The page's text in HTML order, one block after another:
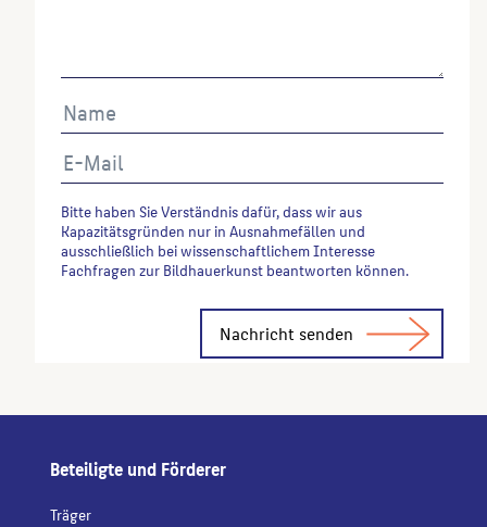
Bitte haben Sie Verständnis dafür, dass wir aus
Kapazitätsgründen nur in Ausnahmefällen und
ausschließlich bei wissenschaftlichem Interesse
Fachfragen zur Bildhauerkunst beantworten können.
Beteiligte und Förderer
Träger